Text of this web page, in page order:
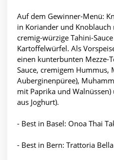
Auf dem Gewinner-Menü:
in Koriander und
cremig-würzige Tahini-
Kartoffelwürfel. Als
einen kunterbunten Mezze-
Sauce, cremigem Hummus,
Auberginenpüree),
mit Paprika und Walnüssen)
aus Joghurt).
- Best in Basel: Onoa Thai
- Best in Bern: Trattoria